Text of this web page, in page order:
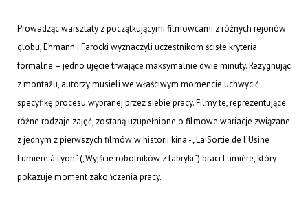
Prowadząc warsztaty z początkującymi filmowcami z różnych rejonów
globu, Ehmann i Farocki wyznaczyli uczestnikom ścisłe kryteria
formalne – jedno ujęcie trwające maksymalnie dwie minuty. Rezygnując
z montażu, autorzy musieli we właściwym momencie uchwycić
specyfikę procesu wybranej przez siebie pracy. Filmy te, reprezentujące
różne rodzaje zajęć, zostaną uzupełnione o filmowe wariacje związane
z jednym z pierwszych filmów w historii kina - „La Sortie de l’Usine
Lumière à Lyon“ („Wyjście robotników z fabryki“) braci Lumière, który
pokazuje moment zakończenia pracy.